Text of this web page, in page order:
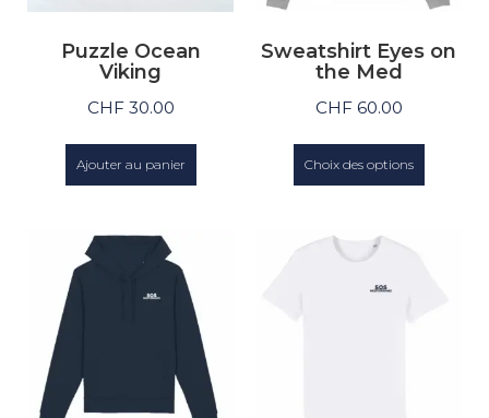
Puzzle Ocean
Viking
CHF30.00
Ajouter au panier
Sweatshirt Eyes on
the Med
CHF60.00
Choix des options